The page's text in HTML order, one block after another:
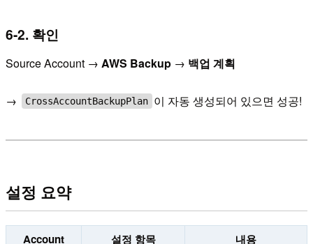
6-2. 확인
Source Account → AWS Backup → 백업 계획
→ CrossAccountBackupPlan 이 자동 생성되어 있으면 성공!
설정 요약
Account 설정 항목 내용